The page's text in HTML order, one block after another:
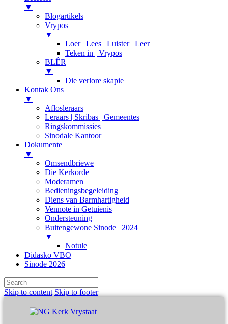
▼
Blogartikels
Vrypos
▼
Loer | Lees | Luister | Leer
Teken in | Vrypos
BLÊR
▼
Die verlore skapie
Kontak Ons
▼
Aflosleraars
Leraars | Skribas | Gemeentes
Ringskommissies
Sinodale Kantoor
Dokumente
▼
Omsendbriewe
Die Kerkorde
Moderamen
Bedieningsbegeleiding
Diens van Barmhartigheid
Vennote in Getuienis
Ondersteuning
Buitengewone Sinode | 2024
▼
Notule
Didasko VBO
Sinode 2026
Skip to content Skip to footer